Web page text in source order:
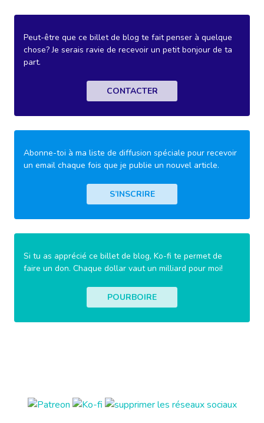
Peut-être que ce billet de blog te fait penser à quelque
chose? Je serais ravie de recevoir un petit bonjour de ta
part.
CONTACTER
Abonne-toi à ma liste de diffusion spéciale pour recevoir
un email chaque fois que je publie un nouvel article.
S’INSCRIRE
Si tu as apprécié ce billet de blog, Ko-fi te permet de
faire un don. Chaque dollar vaut un milliard pour moi!
POURBOIRE